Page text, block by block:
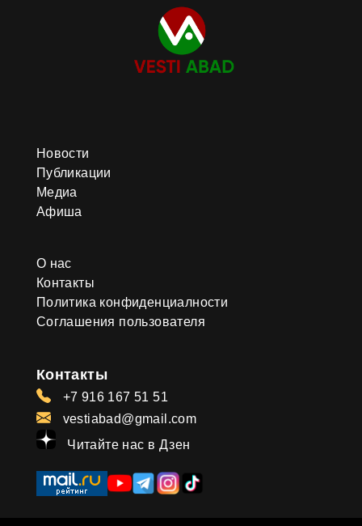
Новости
Публикации
Медиа
Афиша
О нас
Контакты
Политика конфиденциалности
Соглашения пользователя
Контакты
+7 916 167 51 51
vestiabad@gmail.com
Читайте нас в Дзен